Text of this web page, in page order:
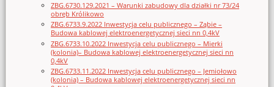
ZBG.6730.129.2021 – Warunki zabudowy dla działki nr 73/24
obręb Królikowo
ZBG.6733.9.2022 Inwestycja celu publicznego – Ząbie –
Budowa kablowej elektroenergetycznej sieci nn 0,4kV
ZBG.6733.10.2022 Inwestycja celu publicznego – Mierki
(kolonia)– Budowa kablowej elektroenergetycznej sieci nn
0,4kV
ZBG.6733.11.2022 Inwestycja celu publicznego – Jemiołowo
(kolonia) – Budowa kablowej elektroenergetycznej sieci nn